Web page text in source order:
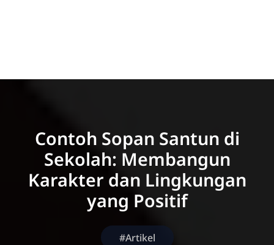
Contoh Sopan Santun di
Sekolah: Membangun
Karakter dan Lingkungan
yang Positif
#Artikel